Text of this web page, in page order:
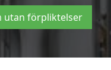
utan förpliktelser